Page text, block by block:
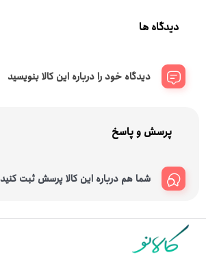
دیدگاه ها
دیدگاه خود را درباره این کالا بنویسید
پرسش و پاسخ
شما هم درباره این کالا پرسش ثبت کنید